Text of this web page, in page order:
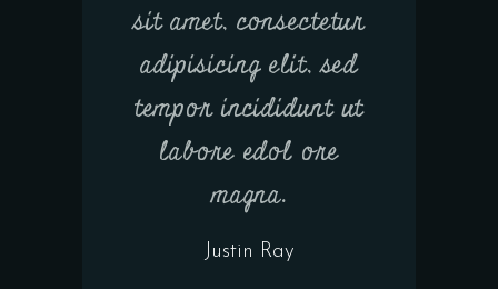
sit amet, consectetur
adipisicing elit, sed
tempor incididunt ut
labore edol ore
magna.
Justin Ray